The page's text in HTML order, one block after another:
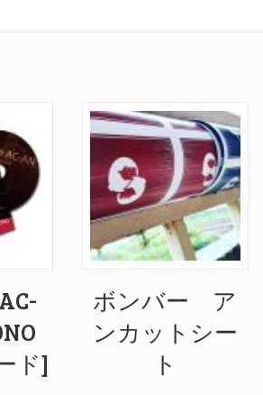
ド]
ボンバー ア
ンカットシー
ト